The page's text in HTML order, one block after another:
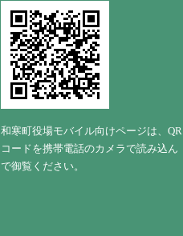
和寒町役場モバイル向けページは、QR
コードを携帯電話のカメラで読み込ん
で御覧ください。